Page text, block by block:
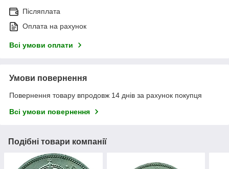
Післяплата
Оплата на рахунок
Всі умови оплати
Умови повернення
Повернення товару впродовж 14 днів за рахунок покупця
Всі умови повернення
Подібні товари компанії